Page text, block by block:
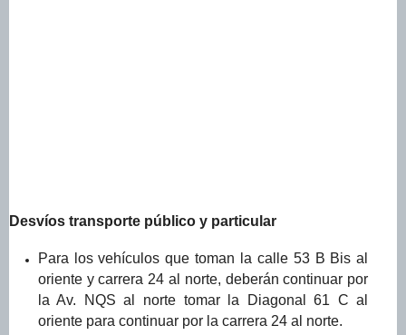
Desvíos transporte público y particular
Para los vehículos que toman la calle 53 B Bis al
oriente y carrera 24 al norte, deberán continuar por
la Av. NQS al norte tomar la Diagonal 61 C al
oriente para continuar por la carrera 24 al norte.